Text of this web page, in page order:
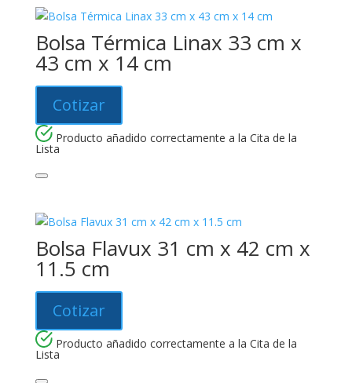
Bolsa Térmica Linax 33 cm x
43 cm x 14 cm
Cotizar
Producto añadido correctamente a la Cita de la
Lista
Bolsa Flavux 31 cm x 42 cm x
11.5 cm
Cotizar
Producto añadido correctamente a la Cita de la
Lista